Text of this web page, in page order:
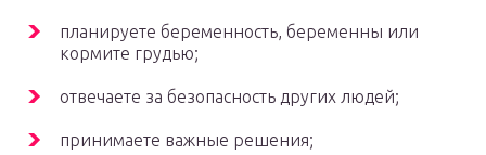
планируете беременность, беременны или
кормите грудью;
отвечаете за безопасность других людей;
принимаете важные решения;